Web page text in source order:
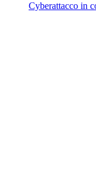
Cyberattacco in